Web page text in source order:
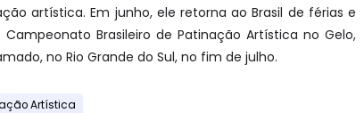
artística. Em junho, ele retorna ao Brasil de férias e
Brasileiro de Patinação Artística no Gelo,
no Rio Grande do Sul, no fim de julho.
Artística